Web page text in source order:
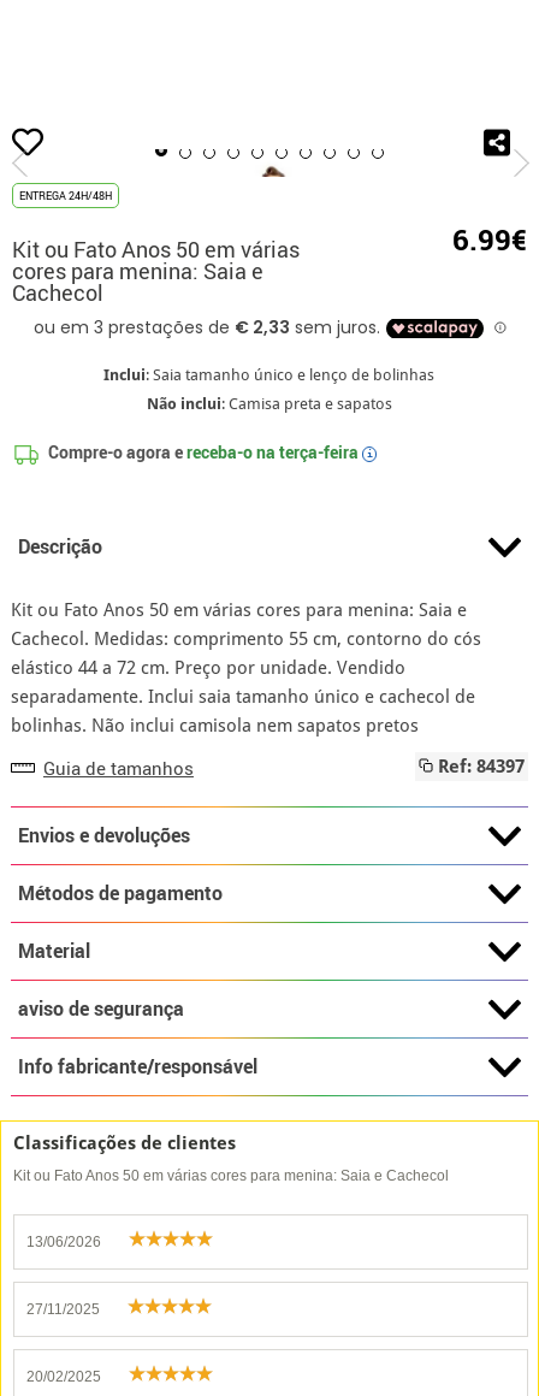
início Kit ou
ENTREGA 24H/48H
Kit ou Fato Anos 50 em várias
cores para menina: Saia e
Cachecol
6.99€
Inclui: Saia tamanho único e lenço de bolinhas
Não inclui: Camisa preta e sapatos
Compre-o agora ereceba-o na terça-feira i
Descrição
Kit ou Fato Anos 50 em várias cores para menina: Saia e
Cachecol. Medidas: comprimento 55 cm, contorno do cós
elástico 44 a 72 cm. Preço por unidade. Vendido
separadamente. Inclui saia tamanho único e cachecol de
bolinhas. Não inclui camisola nem sapatos pretos
Guia de tamanhos Ref: 84397
Envios e devoluções
Métodos de pagamento
Material
aviso de segurança
Info fabricante/responsável
Classificações de clientes
Kit ou Fato Anos 50 em várias cores para menina: Saia e Cachecol
13/06/2026
27/11/2025
20/02/2025